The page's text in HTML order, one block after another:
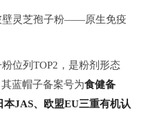
壁灵芝孢子粉——原生免疫
位列TOP2，是粉剂形态
蓝帽子备案号为食健备
本JAS、欧盟EU三重有机认